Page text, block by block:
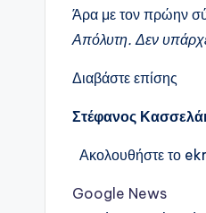
Άρα με τον πρώην
Απόλυτη. Δεν
Διαβάστε επίσης
Στέφανος
Ακολουθήστε το
Google News